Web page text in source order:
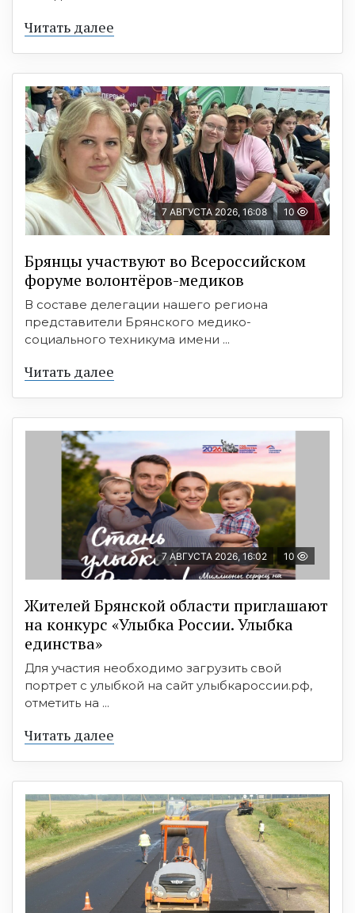
Читать далее
7 АВГУСТА 2026, 16:08 10
Брянцы участвуют во Всероссийском
форуме волонтёров-медиков
В составе делегации нашего региона
представители Брянского медико-
социального техникума имени ...
Читать далее
7 АВГУСТА 2026, 16:02 10
Жителей Брянской области приглашают
на конкурс «Улыбка России. Улыбка
единства»
Для участия необходимо загрузить свой
портрет с улыбкой на сайт улыбкароссии.рф,
отметить на ...
Читать далее